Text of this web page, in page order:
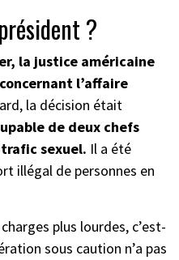
?
la justice américaine
l’affaire
la décision était
de deux chefs
sexuel. Il a été
illégal de personnes en
plus lourdes, c’est-
sous caution n’a pas